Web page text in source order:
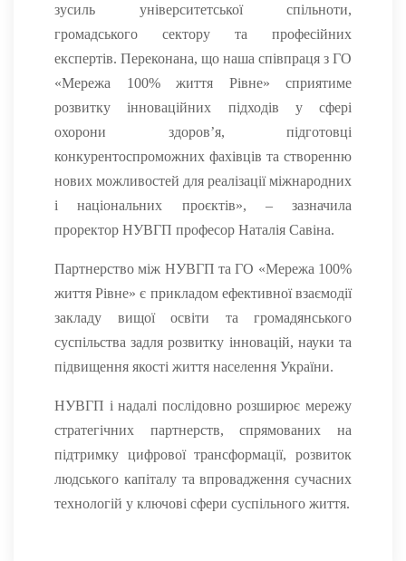
зусиль університетської спільноти,
громадського сектору та професійних
експертів. Переконана, що наша співпраця з ГО
«Мережа 100% життя Рівне» сприятиме
розвитку інноваційних підходів у сфері
охорони здоров’я, підготовці
конкурентоспроможних фахівців та створенню
нових можливостей для реалізації міжнародних
і національних проєктів», – зазначила
проректор НУВГП професор Наталія Савіна.
Партнерство між НУВГП та ГО «Мережа 100%
життя Рівне» є прикладом ефективної взаємодії
закладу вищої освіти та громадянського
суспільства задля розвитку інновацій, науки та
підвищення якості життя населення України.
НУВГП і надалі послідовно розширює мережу
стратегічних партнерств, спрямованих на
підтримку цифрової трансформації, розвиток
людського капіталу та впровадження сучасних
технологій у ключові сфери суспільного життя.